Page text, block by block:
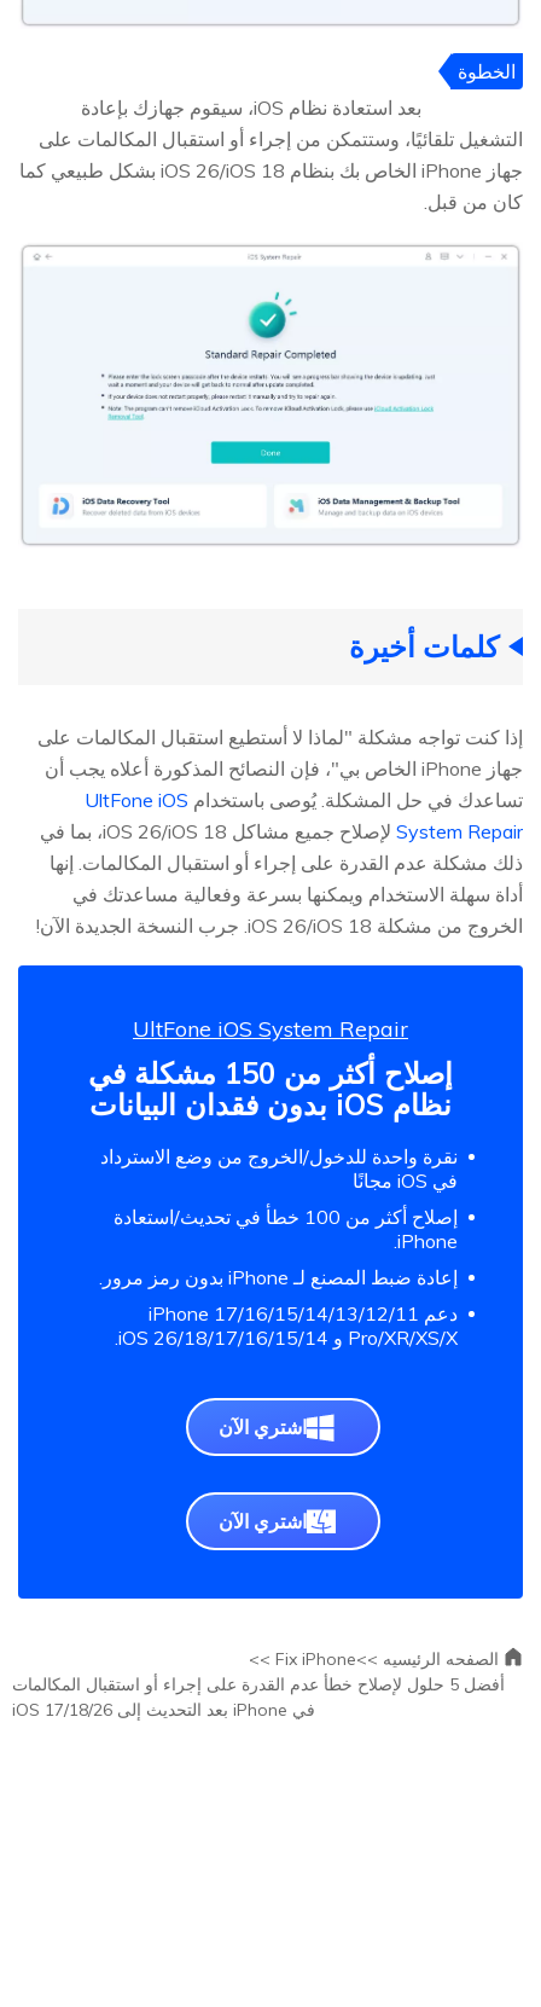
الخطوة
بعد استعادة نظام iOS، سيقوم جهازك بإعادة
التشغيل تلقائيًا، وستتمكن من إجراء أو استقبال المكالمات على
جهاز iPhone الخاص بك بنظام iOS 26/iOS 18 بشكل طبيعي كما
كان من قبل.
كلمات أخيرة
إذا كنت تواجه مشكلة "لماذا لا أستطيع استقبال المكالمات على
جهاز iPhone الخاص بي"، فإن النصائح المذكورة أعلاه يجب أن
تساعدك في حل المشكلة. يُوصى باستخدام UltFone iOS
System Repair
لإصلاح جميع مشاكل iOS 26/iOS 18، بما في
ذلك مشكلة عدم القدرة على إجراء أو استقبال المكالمات. إنها
أداة سهلة الاستخدام ويمكنها بسرعة وفعالية مساعدتك في
الخروج من مشكلة iOS 26/iOS 18. جرب النسخة الجديدة الآن!
UltFone iOS System Repair
إصلاح أكثر من 150 مشكلة في
نظام iOS بدون فقدان البيانات
نقرة واحدة للدخول/الخروج من وضع الاسترداد
في iOS مجانًا
إصلاح أكثر من 100 خطأ في تحديث/استعادة
iPhone.
إعادة ضبط المصنع لـ iPhone بدون رمز مرور.
دعم iPhone 17/16/15/14/13/12/11
Pro/XR/XS/X و iOS 26/18/17/16/15/14.
اشتري الآن
اشتري الآن
الصفحه الرئيسيه >>Fix iPhone >>
أفضل 5 حلول لإصلاح خطأ عدم القدرة على إجراء أو استقبال المكالمات
في iPhone بعد التحديث إلى iOS 17/18/26